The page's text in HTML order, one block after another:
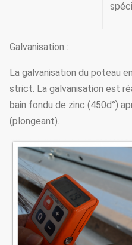
Galvanisation :
La galvanisation du poteau
strict. La galvanisation est
bain fondu de zinc (450d°)
(plongeant).